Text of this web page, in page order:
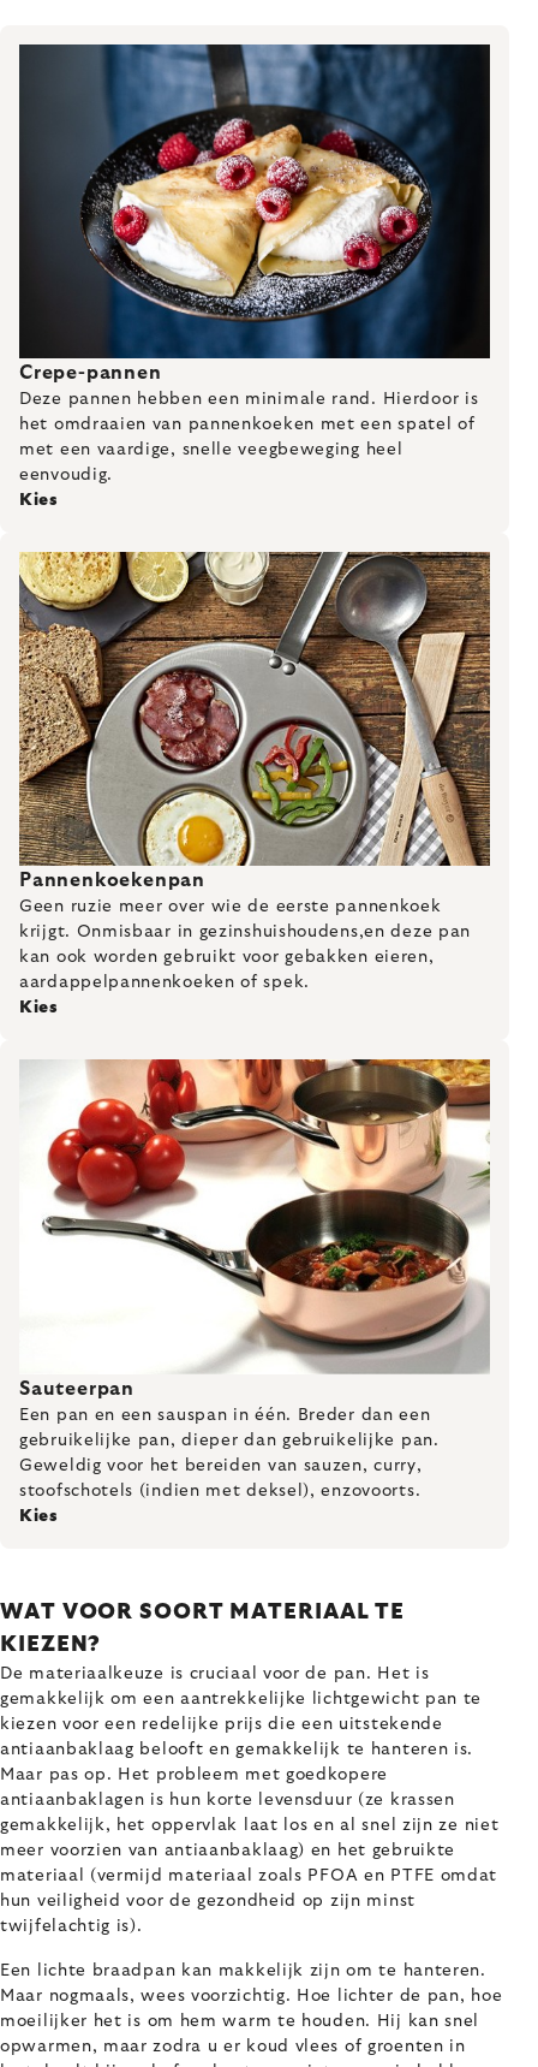
Crepe-pannen
Deze pannen hebben een minimale rand. Hierdoor is
het omdraaien van pannenkoeken met een spatel of
met een vaardige, snelle veegbeweging heel
eenvoudig.
Kies
Pannenkoekenpan
Geen ruzie meer over wie de eerste pannenkoek
krijgt. Onmisbaar in gezinshuishoudens,en deze pan
kan ook worden gebruikt voor gebakken eieren,
aardappelpannenkoeken of spek.
Kies
Sauteerpan
Een pan en een sauspan in één. Breder dan een
gebruikelijke pan, dieper dan gebruikelijke pan.
Geweldig voor het bereiden van sauzen, curry,
stoofschotels (indien met deksel), enzovoorts.
Kies
WAT VOOR SOORT MATERIAAL TE
KIEZEN?
De materiaalkeuze is cruciaal voor de pan. Het is
gemakkelijk om een aantrekkelijke lichtgewicht pan te
kiezen voor een redelijke prijs die een uitstekende
antiaanbaklaag belooft en gemakkelijk te hanteren is.
Maar pas op. Het probleem met goedkopere
antiaanbaklagen is hun korte levensduur (ze krassen
gemakkelijk, het oppervlak laat los en al snel zijn ze niet
meer voorzien van antiaanbaklaag) en het gebruikte
materiaal (vermijd materiaal zoals PFOA en PTFE omdat
hun veiligheid voor de gezondheid op zijn minst
twijfelachtig is).
Een lichte braadpan kan makkelijk zijn om te hanteren.
Maar nogmaals, wees voorzichtig. Hoe lichter de pan, hoe
moeilijker het is om hem warm te houden. Hij kan snel
opwarmen, maar zodra u er koud vlees of groenten in